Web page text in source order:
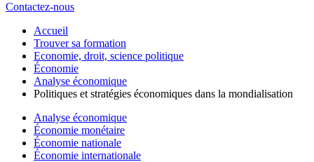
Contactez-nous
Accueil
Trouver sa formation
Economie, droit, science politique
Économie
Analyse économique
Politiques et stratégies économiques dans la mondialisation
Analyse économique
Économie monétaire
Économie nationale
Économie internationale